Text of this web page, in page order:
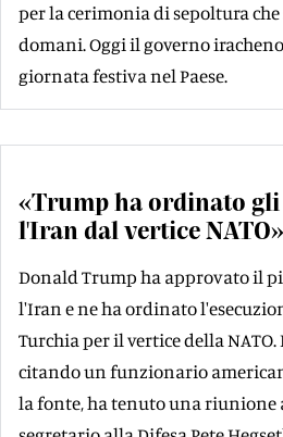
per la cerimonia di sepoltura che
domani. Oggi il governo
giornata festiva nel Paese.
«Trump ha ordinato
l'Iran dal vertice NATO»
Donald Trump ha approvato il
l'Iran e ne ha ordinato
Turchia per il vertice della
citando un funzionario
la fonte, ha tenuto una riunione